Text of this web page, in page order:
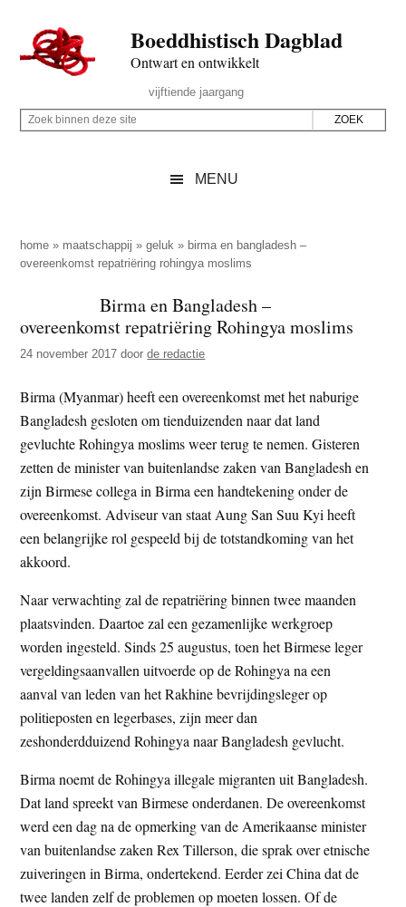
naar
de
inhoud
secondary
naar
de
sidebar
naar
de
Boeddhistisch Dagblad
Ontwart en ontwikkelt
Rechts
vijftiende jaargang
Z
p
d
z
e
i
t
e
Z
i
n
n
d
z
e
s
i
t
e
MENU
home » maatschappij »geluk » birma en bangladesh –
overeenkomst repatriëring rohingya moslims
Birma en Bangladesh –
overeenkomst repatriëring Rohingya moslims
24 november 2017 doorde redactie
Birma (Myanmar) heeft een overeenkomst met het naburige
Bangladesh gesloten om tienduizenden naar dat land
gevluchte Rohingya moslims weer terug te nemen. Gisteren
zetten de minister van buitenlandse zaken van Bangladesh en
zijn Birmese collega in Birma een handtekening onder de
overeenkomst. Adviseur van staat Aung San Suu Kyi heeft
een belangrijke rol gespeeld bij de totstandkoming van het
akkoord.
Naar verwachting zal de repatriëring binnen twee maanden
plaatsvinden. Daartoe zal een gezamenlijke werkgroep
worden ingesteld. Sinds 25 augustus, toen het Birmese leger
vergeldingsaanvallen uitvoerde op de Rohingya na een
aanval van leden van het Rakhine bevrijdingsleger op
politieposten en legerbases, zijn meer dan
zeshonderdduizend Rohingya naar Bangladesh gevlucht.
Birma noemt de Rohingya illegale migranten uit Bangladesh.
Dat land spreekt van Birmese onderdanen. De overeenkomst
werd een dag na de opmerking van de Amerikaanse minister
van buitenlandse zaken Rex Tillerson, die sprak over etnische
zuiveringen in Birma, ondertekend. Eerder zei China dat de
twee landen zelf de problemen op moeten lossen. Of de